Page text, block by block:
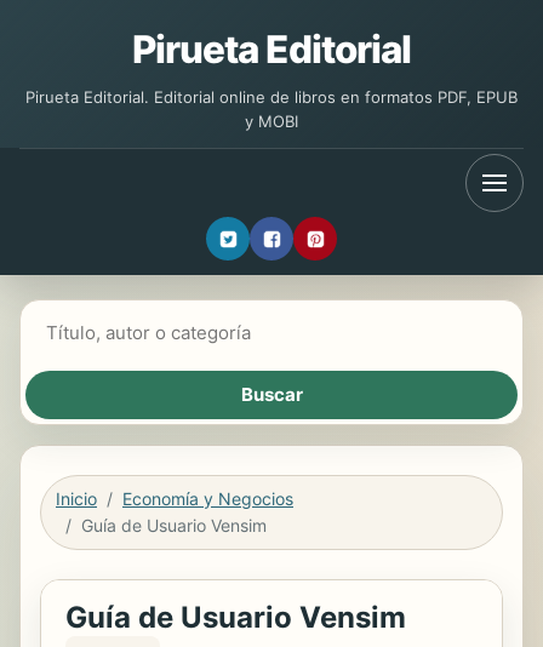
Pirueta Editorial
Pirueta Editorial. Editorial online de libros en formatos PDF, EPUB
y MOBI
Inicio
Economía y Negocios
Guía de Usuario Vensim
Guía de Usuario Vensim